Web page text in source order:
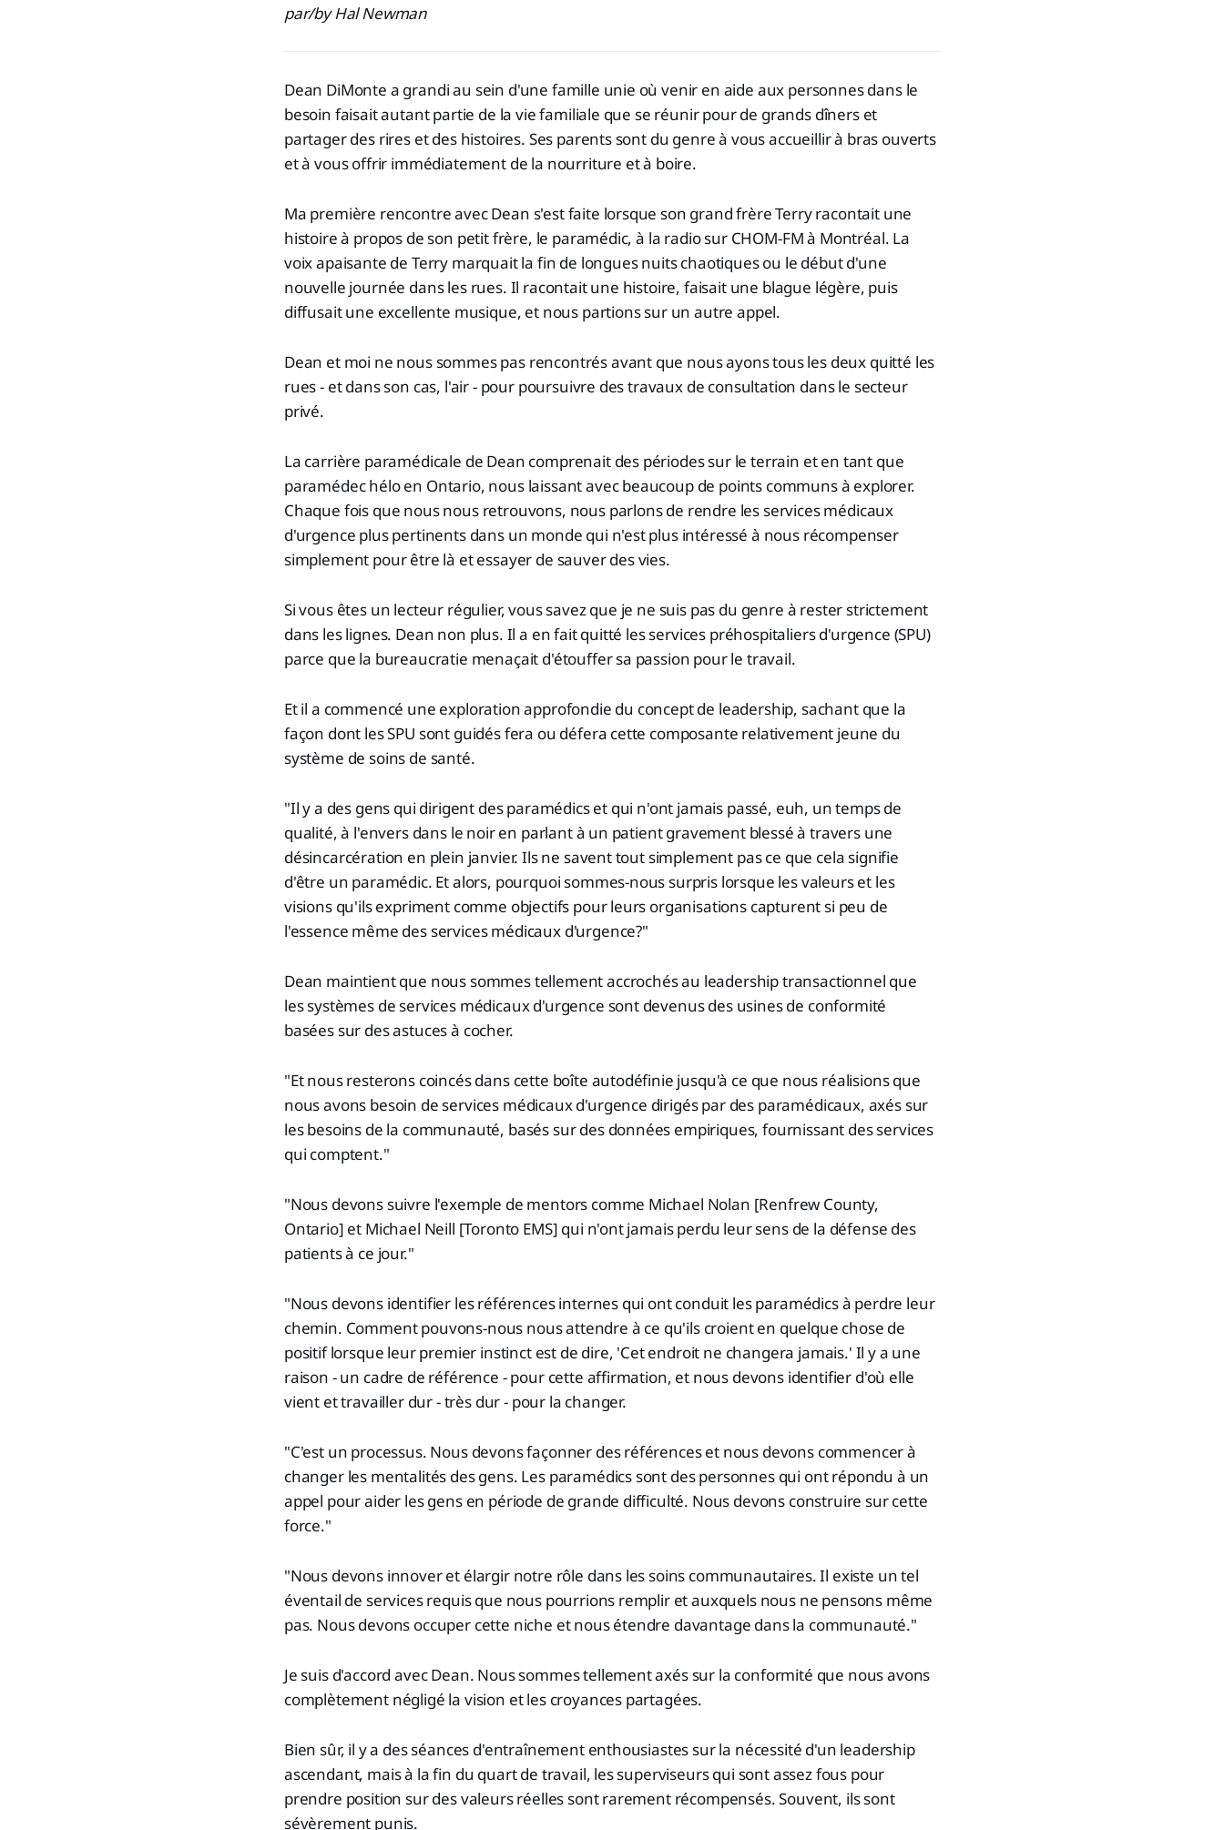
par/by Hal Newman
Dean DiMonte a grandi au sein d'une famille unie où venir en aide aux personnes dans le
besoin faisait autant partie de la vie familiale que se réunir pour de grands dîners et
partager des rires et des histoires. Ses parents sont du genre à vous accueillir à bras ouverts
et à vous offrir immédiatement de la nourriture et à boire.
Ma première rencontre avec Dean s'est faite lorsque son grand frère Terry racontait une
histoire à propos de son petit frère, le paramédic, à la radio sur CHOM-FM à Montréal. La
voix apaisante de Terry marquait la fin de longues nuits chaotiques ou le début d'une
nouvelle journée dans les rues. Il racontait une histoire, faisait une blague légère, puis
diffusait une excellente musique, et nous partions sur un autre appel.
Dean et moi ne nous sommes pas rencontrés avant que nous ayons tous les deux quitté les
rues - et dans son cas, l'air - pour poursuivre des travaux de consultation dans le secteur
privé.
La carrière paramédicale de Dean comprenait des périodes sur le terrain et en tant que
paramédec hélo en Ontario, nous laissant avec beaucoup de points communs à explorer.
Chaque fois que nous nous retrouvons, nous parlons de rendre les services médicaux
d'urgence plus pertinents dans un monde qui n'est plus intéressé à nous récompenser
simplement pour être là et essayer de sauver des vies.
Si vous êtes un lecteur régulier, vous savez que je ne suis pas du genre à rester strictement
dans les lignes. Dean non plus. Il a en fait quitté les services préhospitaliers d'urgence (SPU)
parce que la bureaucratie menaçait d'étouffer sa passion pour le travail.
Et il a commencé une exploration approfondie du concept de leadership, sachant que la
façon dont les SPU sont guidés fera ou défera cette composante relativement jeune du
système de soins de santé.
"Il y a des gens qui dirigent des paramédics et qui n'ont jamais passé, euh, un temps de
qualité, à l'envers dans le noir en parlant à un patient gravement blessé à travers une
désincarcération en plein janvier. Ils ne savent tout simplement pas ce que cela signifie
d'être un paramédic. Et alors, pourquoi sommes-nous surpris lorsque les valeurs et les
visions qu'ils expriment comme objectifs pour leurs organisations capturent si peu de
l'essence même des services médicaux d'urgence?"
Dean maintient que nous sommes tellement accrochés au leadership transactionnel que
les systèmes de services médicaux d'urgence sont devenus des usines de conformité
basées sur des astuces à cocher.
"Et nous resterons coincés dans cette boîte autodéfinie jusqu'à ce que nous réalisions que
nous avons besoin de services médicaux d'urgence dirigés par des paramédicaux, axés sur
les besoins de la communauté, basés sur des données empiriques, fournissant des services
qui comptent."
"Nous devons suivre l'exemple de mentors comme Michael Nolan [Renfrew County,
Ontario] et Michael Neill [Toronto EMS] qui n'ont jamais perdu leur sens de la défense des
patients à ce jour."
"Nous devons identifier les références internes qui ont conduit les paramédics à perdre leur
chemin. Comment pouvons-nous nous attendre à ce qu'ils croient en quelque chose de
positif lorsque leur premier instinct est de dire, 'Cet endroit ne changera jamais.' Il y a une
raison - un cadre de référence - pour cette affirmation, et nous devons identifier d'où elle
vient et travailler dur - très dur - pour la changer.
"C'est un processus. Nous devons façonner des références et nous devons commencer à
changer les mentalités des gens. Les paramédics sont des personnes qui ont répondu à un
appel pour aider les gens en période de grande difficulté. Nous devons construire sur cette
force."
"Nous devons innover et élargir notre rôle dans les soins communautaires. Il existe un tel
éventail de services requis que nous pourrions remplir et auxquels nous ne pensons même
pas. Nous devons occuper cette niche et nous étendre davantage dans la communauté."
Je suis d'accord avec Dean. Nous sommes tellement axés sur la conformité que nous avons
complètement négligé la vision et les croyances partagées.
Bien sûr, il y a des séances d'entraînement enthousiastes sur la nécessité d'un leadership
ascendant, mais à la fin du quart de travail, les superviseurs qui sont assez fous pour
prendre position sur des valeurs réelles sont rarement récompensés. Souvent, ils sont
sévèrement punis.